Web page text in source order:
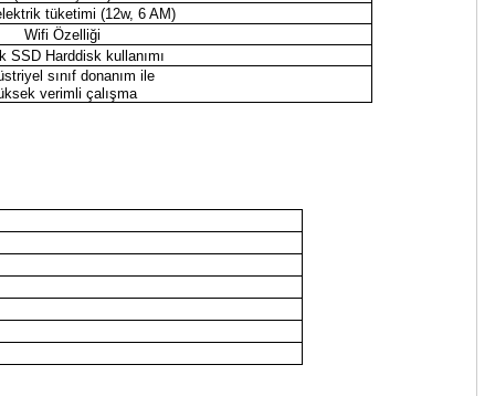
tüketimi (12w, 6 AM)
Wifi Özelliği
SSD Harddisk kullanımı
sınıf donanım ile
verimli çalışma